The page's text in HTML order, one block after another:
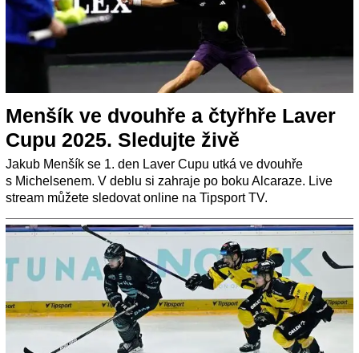
Menšík ve dvouhře a čtyřhře Laver
Cupu 2025. Sledujte živě
Jakub Menšík se 1. den Laver Cupu utká ve dvouhře
s Michelsenem. V deblu si zahraje po boku Alcaraze. Live
stream můžete sledovat online na Tipsport TV.